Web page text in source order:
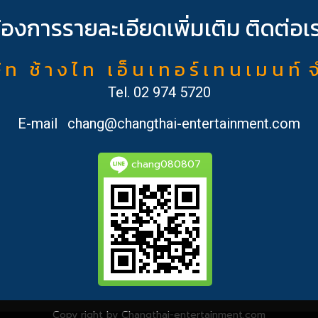
งการรายละเอียดเพิ่มเติม ติดต่อเ
ท ช้ า ง ไ ท เ อ็ น เ ท อ ร์ เ ท น เ ม น ท์
Tel. 02 974 5720
E-mail
chang@changthai-entertainment.com
chang080807
Copy right by Changthai-entertainment.com